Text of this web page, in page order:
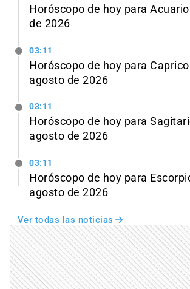
Horóscopo de hoy para
de 2026
03:11
Horóscopo de hoy para
agosto de 2026
03:11
Horóscopo de hoy para
agosto de 2026
03:11
Horóscopo de hoy para
agosto de 2026
Ver todas las noticias